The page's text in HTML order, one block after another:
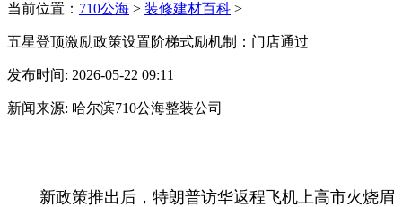
当前位置： 710公海 > 装修建材百科 >
五星登顶激励政策设置阶梯式励机制：门店通过
发布时间: 2026-05-22 09:11
新闻来源: 哈尔滨710公海整装公司
新政策推出后，特朗普访华返程飞机上高市火烧眉